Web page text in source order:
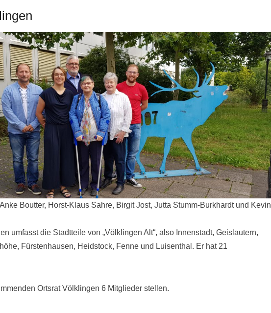
März 2019VonWebmaster
Boutter, Horst-Klaus Sahre, Birgit Jost, Jutta Stumm-Burkhardt und Kevin
umfasst die Stadtteile von „Völklingen Alt“, also Innenstadt, Geislautern,
Fürstenhausen, Heidstock, Fenne und Luisenthal. Er hat 21
Ortsrat Völklingen 6 Mitglieder stellen.